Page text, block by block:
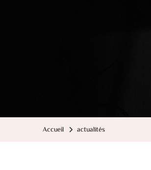
Accueil actualités